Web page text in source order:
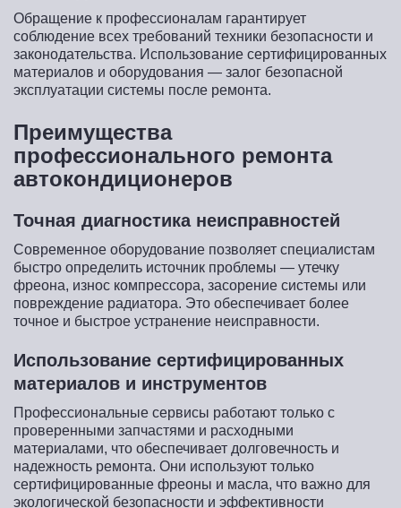
Обращение к профессионалам гарантирует
соблюдение всех требований техники безопасности и
законодательства. Использование сертифицированных
материалов и оборудования — залог безопасной
эксплуатации системы после ремонта.
Преимущества
профессионального ремонта
автокондиционеров
Точная диагностика неисправностей
Современное оборудование позволяет специалистам
быстро определить источник проблемы — утечку
фреона, износ компрессора, засорение системы или
повреждение радиатора. Это обеспечивает более
точное и быстрое устранение неисправности.
Использование сертифицированных
материалов и инструментов
Профессиональные сервисы работают только с
проверенными запчастями и расходными
материалами, что обеспечивает долговечность и
надежность ремонта. Они используют только
сертифицированные фреоны и масла, что важно для
экологической безопасности и эффективности